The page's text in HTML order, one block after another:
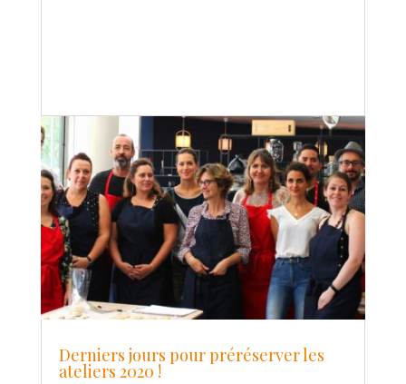
Derniers jours pour préréserver les
ateliers 2020 !